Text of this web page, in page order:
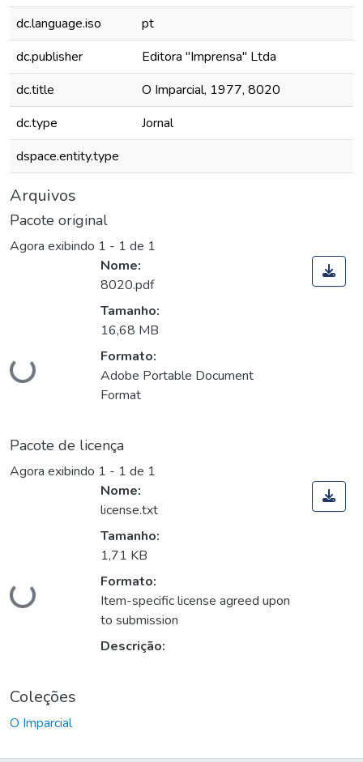
dc.language.iso
pt
dc.publisher
Editora "Imprensa" Ltda
dc.title
O Imparcial, 1977, 8020
dc.type
Jornal
dspace.entity.type
Arquivos
Pacote original
Agora exibindo 1 - 1 de 1
Carregando...
Nome:
8020.pdf
Tamanho:
16,68 MB
Formato:
Adobe Portable Document
Format
Pacote de licença
Agora exibindo 1 - 1 de 1
Carregando...
Nome:
license.txt
Tamanho:
1,71 KB
Formato:
Item-specific license agreed upon
to submission
Descrição:
Coleções
O Imparcial